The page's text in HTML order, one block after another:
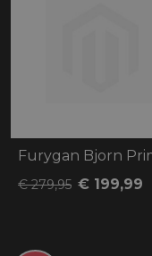
€ 279,95 € 199,99